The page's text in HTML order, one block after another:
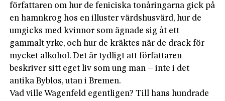
författaren om hur de feniciska tonåringarna gick på
en hamnkrog hos en illuster värdshusvärd, hur de
umgicks med kvinnor som ägnade sig åt ett
gammalt yrke, och hur de kräktes när de drack för
mycket alkohol. Det är tydligt att författaren
beskriver sitt eget liv som ung man – inte i det
antika Byblos, utan i Bremen.
Vad ville Wagenfeld egentligen? Till hans hundrade